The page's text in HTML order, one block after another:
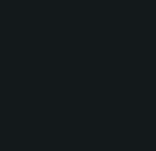
et plus
Xeon